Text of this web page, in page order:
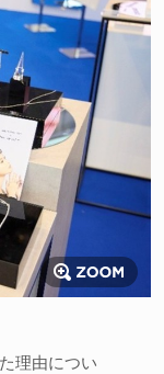
理由につい